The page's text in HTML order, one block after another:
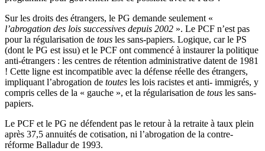
Sur les droits des étrangers, le PG demande seulement «
l’abrogation des lois successives depuis 2002 ». Le PCF n’est pas
pour la régularisation de tous les sans-papiers. Logique, car le PS
(dont le PG est issu) et le PCF ont commencé à instaurer la politique
anti-étrangers : les centres de rétention administrative datent de 1981
! Cette ligne est incompatible avec la défense réelle des étrangers,
impliquant l’abrogation de toutes les lois racistes et anti- immigrés, y
compris celles de la « gauche », et la régularisation de tous les sans-
papiers.
Le PCF et le PG ne défendent pas le retour à la retraite à taux plein
après 37,5 annuités de cotisation, ni l’abrogation de la contre-
réforme Balladur de 1993.